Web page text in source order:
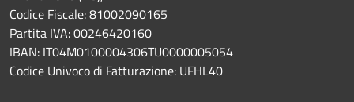
Codice Fiscale: 81002090165
Partita IVA: 00246420160
IBAN: IT04M0100004306TU0000005054
Codice Univoco di Fatturazione: UFHL40